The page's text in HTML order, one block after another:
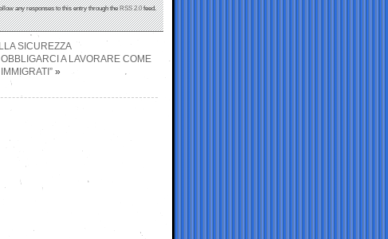
any responses to this entry through theRSS 2.0feed.
SICUREZZA
A LAVORARE COME
»